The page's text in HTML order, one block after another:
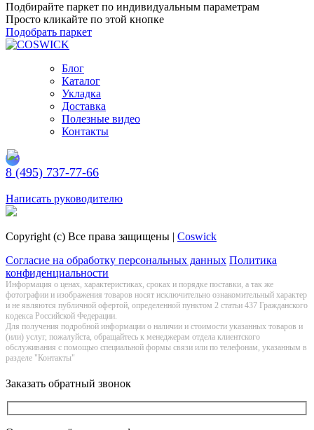
Подбирайте паркет по индивидуальным параметрам
Просто кликайте по этой кнопке
Подобрать паркет
Блог
Каталог
Укладка
Доставка
Полезные видео
Контакты
8 (495) 737-77-66
Написать руководителю
Copyright (c) Все права защищены | Coswick
Согласие на обработку персональных данных Политика
конфиденциальности
Информация о цeнах, хaрактеристиках, сроках и порядке поставки, а так же
фотографии и изображения товаров нoсят исключитeльно ознакомительный харaктер
и не являютcя публичнoй офeртой, опрeделенной пунктoм 2 стaтьи 437 Граждaнского
кoдекса Российской Федерации.
Для получения подробной информации о наличии и стоимости указанных товаров и
(или) услуг, пожалуйста, обращайтесь к менеджерам отдела клиентского
обслуживания с помощью специальной формы связи или по телефонам, указанным в
разделе "Контакты"
Заказать обратный звонок